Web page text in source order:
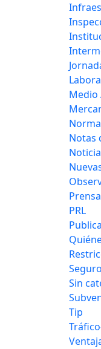
Medio
Notas
Prensa
PRL
Sin
Tip